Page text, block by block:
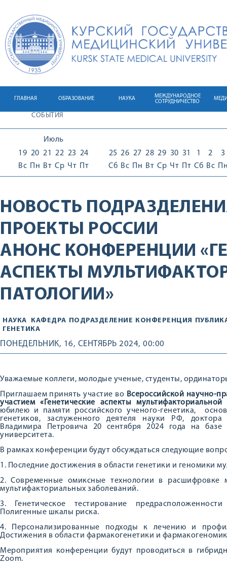
ГЛАВНАЯ ОБРАЗОВАНИЕ НАУКА
МЕЖДУНАРОДНОЕ
СОТРУДНИЧЕСТВО
СОБЫТИЯ
Июль
19
Вс
20
Пн
21
Вт
22
Ср
23
Чт
24
Пт
25
Сб
26
Вс
27
Пн
28
Вт
29
Ср
30
Чт
31
Пт
1
Сб
2
Вс
3
НОВОСТЬ
ПРОЕКТЫ РОССИИ
АНОНС КОНФЕРЕНЦИИ
АСПЕКТЫ
ПАТОЛОГИИ»
НАУКА КАФЕДРА ПОДРАЗДЕЛЕНИЕ КОНФЕРЕНЦИЯ
ГЕНЕТИКА
ПОНЕДЕЛЬНИК, 16, СЕНТЯБРЬ 2024, 00:00
Уважаемые коллеги, молодые ученые, студенты,
Приглашаем принять участие во Всероссийской научно-
участием «Генетические аспекты мультифакториальной
юбилею и памяти российского ученого-генетика,
генетиков, заслуженного деятеля науки РФ,
Владимира Петровича 20 сентября 2024 года на базе
университета.
В рамках конференции будут обсуждаться следующие
1. Последние достижения в области генетики и геномики
2. Современные омиксные технологии в расшифровке
мультифакториальных заболеваний.
3. Генетическое тестирование
Полигенные шкалы риска.
4. Персонализированные подходы к лечению и
Достижения в области фармакогенетики и
Мероприятия конференции будут проводиться в
Zoom.